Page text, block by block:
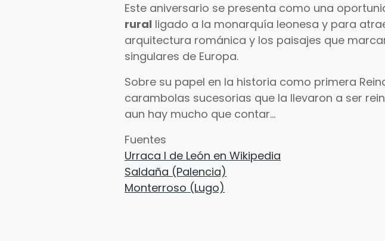
Este aniversario se presenta como una
rural ligado a la monarquía leonesa y para
arquitectura románica y los paisajes que
singulares de Europa.
Sobre su papel en la historia como primera
carambolas sucesorias que la llevaron a ser
aun hay mucho que contar...
Fuentes
Urraca I de León en Wikipedia
Saldaña (Palencia)
Monterroso (Lugo)